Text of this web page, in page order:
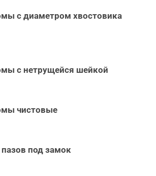
с диаметром хвостовика
с нетрущейся шейкой
чистовые
под замок